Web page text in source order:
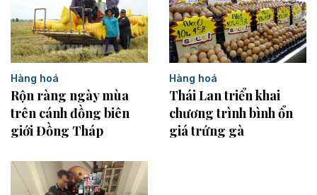
Hàng hoá
Rộn ràng ngày mùa
trên cánh đồng biên
giới Đồng Tháp
Hàng hoá
Thái Lan triển khai
chương trình bình ổn
giá trứng gà